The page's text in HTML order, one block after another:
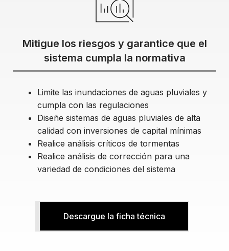
Mitigue los riesgos y garantice que el
sistema cumpla la normativa
Limite las inundaciones de aguas pluviales y
cumpla con las regulaciones
Diseñe sistemas de aguas pluviales de alta
calidad con inversiones de capital mínimas
Realice análisis críticos de tormentas
Realice análisis de corrección para una
variedad de condiciones del sistema
Descargue la ficha técnica